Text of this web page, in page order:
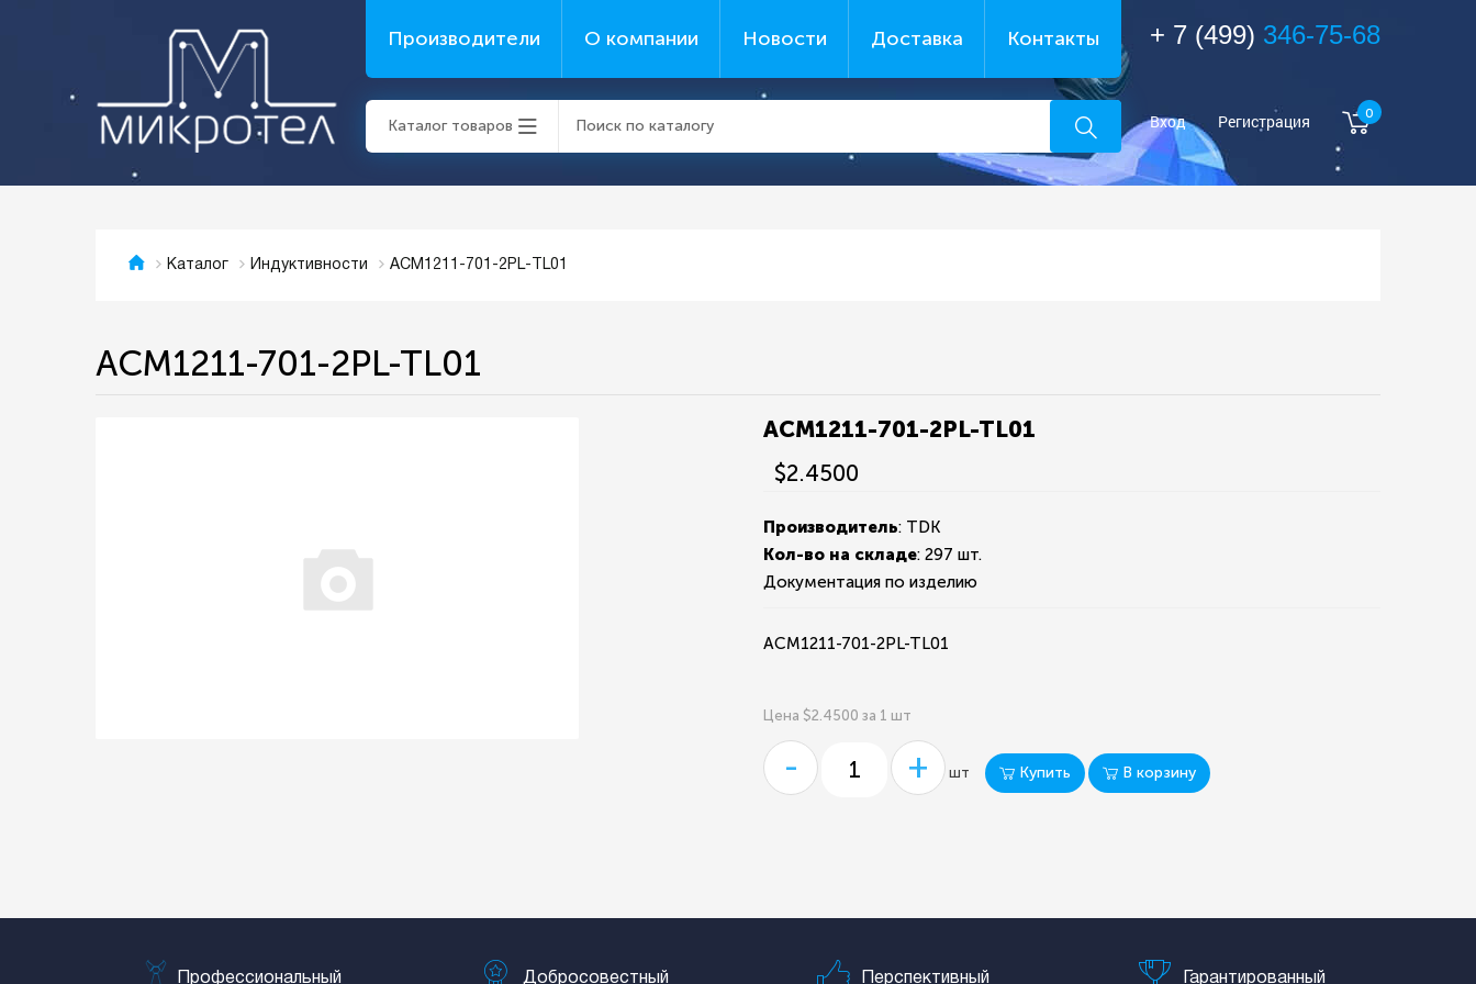
Производители О компании Новости Доставка Контакты
Каталог товаров
+ 7 (499) 346-75-68
Вход Регистрация 0
Каталог Индуктивности ACM1211-701-2PL-TL01
ACM1211-701-2PL-TL01
ACM1211-701-2PL-TL01
$2.4500
Производитель: TDK
Кол-во на складе:297 шт.
Документация по изделию
ACM1211-701-2PL-TL01
Цена $2.4500 за 1 шт
- + шт Купить В корзину
Профессиональный Добросовестный Перспективный Гарантированный